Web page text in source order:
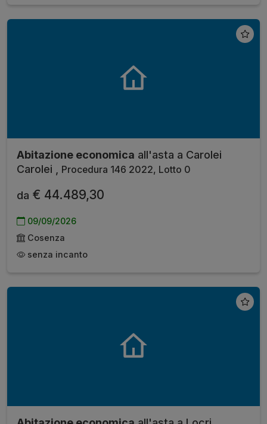
Abitazione economica all'asta a Carolei
Carolei ,
Procedura 146 2022, Lotto 0
da € 44.489,30
09/09/2026
Cosenza
senza incanto